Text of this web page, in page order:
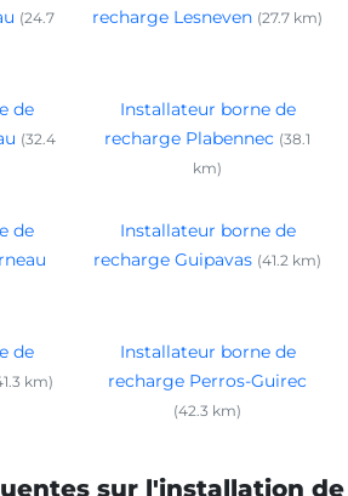
(24.7
recharge Lesneven (27.7 km)
de
(32.4
Installateur borne de
recharge Plabennec (38.1
km)
de
Installateur borne de
recharge Guipavas (41.2 km)
de
km)
Installateur borne de
recharge Perros-Guirec
(42.3 km)
sur l'installation de